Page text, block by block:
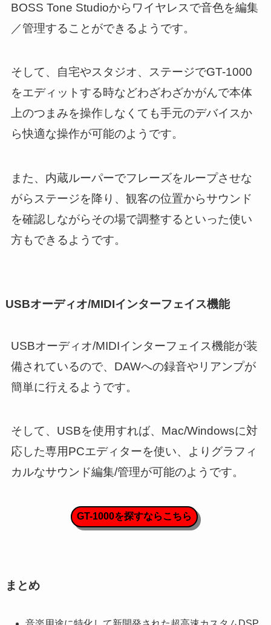
BOSS Tone Studioからワイヤレスで音色を編集
／管理することができるようです。
そして、自宅やスタジオ、ステージでGT-1000
をエディットする時などわざわざかがんで本体
上のつまみを操作しなくても手元のデバイスか
ら快適な操作が可能のようです。
また、内蔵ルーパーでフレーズをループさせな
がらステージを降り、観客の位置からサウンド
を確認しながらその場で調整するといった使い
方もできるようです。
USBオーディオ/MIDIインターフェイス機能
USBオーディオ/MIDIインターフェイス機能が装
備されているので、DAWへの録音やリアンプが
簡単に行えるようです。
そして、USBを使用すれば、Mac/Windowsに対
応した専用PCエディターを使い、よりグラフィ
カルなサウンド編集/管理が可能のようです。
GT-1000を探すならこちら
まとめ